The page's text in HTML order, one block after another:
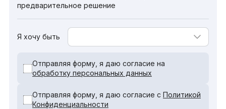
предварительное решение
Я хочу быть
Отправляя форму, я даю согласие на
обработку персональных данных
Отправляя форму, я даю согласие с Политикой
Конфиденциальности